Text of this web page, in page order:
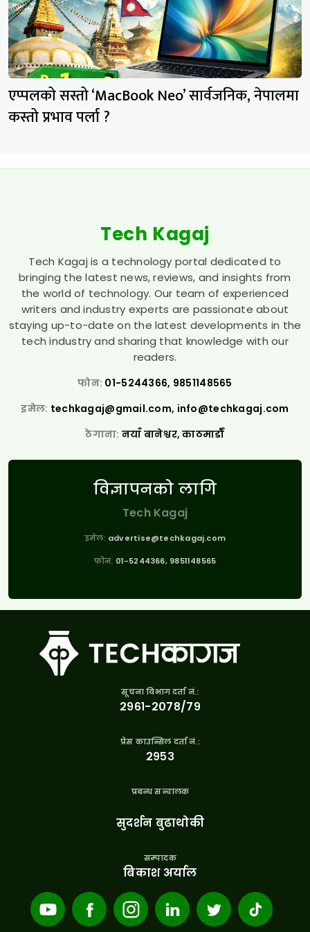
एप्पलको सस्तो ‘MacBook Neo’ सार्वजनिक, नेपालमा
कस्तो प्रभाव पर्ला ?
Tech Kagaj
Tech Kagaj is a technology portal dedicated to
bringing the latest news, reviews, and insights from
the world of technology. Our team of experienced
writers and industry experts are passionate about
staying up-to-date on the latest developments in the
tech industry and sharing that knowledge with our
readers.
फोन: 01-5244366, 9851148565
इमेल: techkagaj@gmail.com, info@techkagaj.com
ठेगाना: नयाँ बानेश्वर, काठमाडौँ
विज्ञापनको लागि
Tech Kagaj
इमेल: advertise@techkagaj.com
फोन: 01-5244366, 9851148565
सूचना विभाग दर्ता नं.:
२९६१-२०७८/७९
प्रेस काउन्सिल दर्ता नं.:
२९५३
प्रबन्ध सन्चालक
सुदर्शन बुढाथोकी
सम्पादक
बिकाश अर्याल